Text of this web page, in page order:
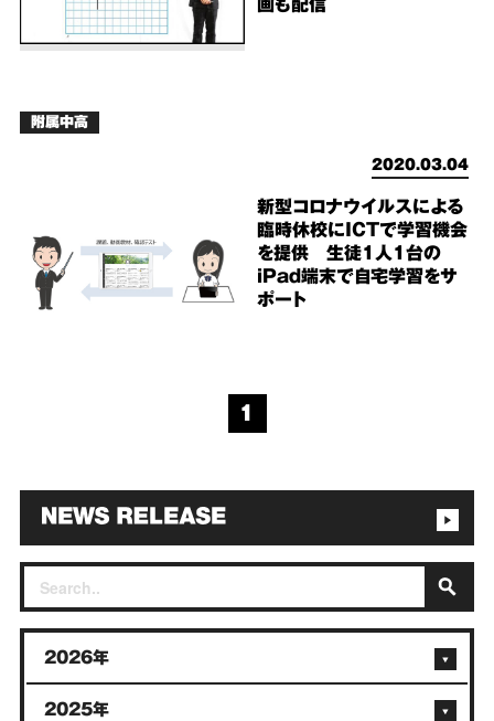
画も配信
附属中高
2020.03.04
新型コロナウイルスによる
臨時休校にICTで学習機会
を提供 生徒1人1台の
iPad端末で自宅学習をサ
ポート
1
2026年
2025年